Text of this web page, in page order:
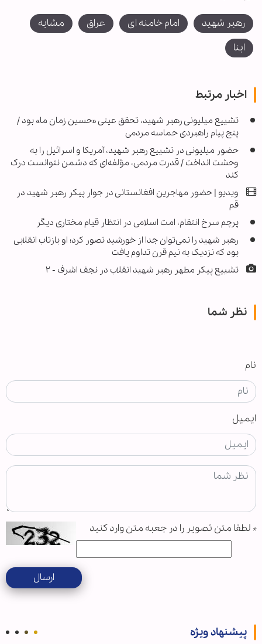
رهبر شهید امام خامنه ای عراق
مشایه
ابنا
اخبار مرتبط
تشییع میلیونی رهبر شهید، تحقق عینی «حسین زمان ما» بود /
پنج پیام راهبردی حماسه مردمی
حضور میلیونی در تشییع رهبر شهید، آمریکا و اسرائیل را به
وحشت انداخت / قدرت مردمی، مؤلفه‌ای که دشمن نتوانست درک
کند
ویدیو | حضور مهاجرین افغانستانی در جوار پیکر رهبر شهید در
قم
پرچم سرخ انتقام، امت اسلامی در انتظار قیام مختاری دیگر
رهبر شهید را نمی‌توان جدا از خورشید تصور کرد؛ او بازتاب انقلابی
بود که نزدیک به نیم قرن تداوم یافت
تشییع پیکر مطهر رهبر شهید انقلاب در نجف اشرف - ۲
نظر شما
نام
ایمیل
* لطفا متن تصویر را در جعبه متن وارد کنید
ارسال
پیشنهاد ویژه